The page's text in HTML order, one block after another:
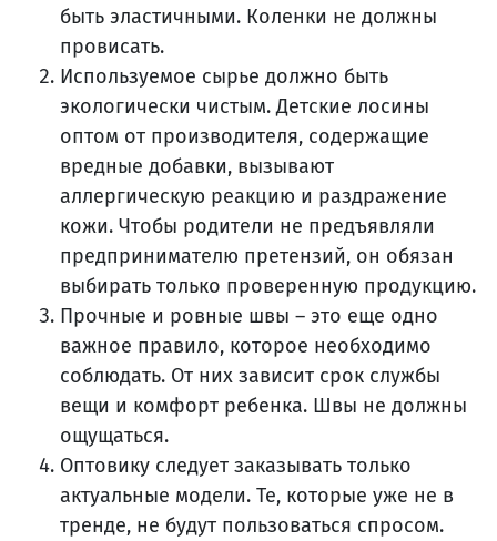
быть эластичными. Коленки не должны
провисать.
Используемое сырье должно быть
экологически чистым. Детские лосины
оптом от производителя, содержащие
вредные добавки, вызывают
аллергическую реакцию и раздражение
кожи. Чтобы родители не предъявляли
предпринимателю претензий, он обязан
выбирать только проверенную продукцию.
Прочные и ровные швы – это еще одно
важное правило, которое необходимо
соблюдать. От них зависит срок службы
вещи и комфорт ребенка. Швы не должны
ощущаться.
Оптовику следует заказывать только
актуальные модели. Те, которые уже не в
тренде, не будут пользоваться спросом.